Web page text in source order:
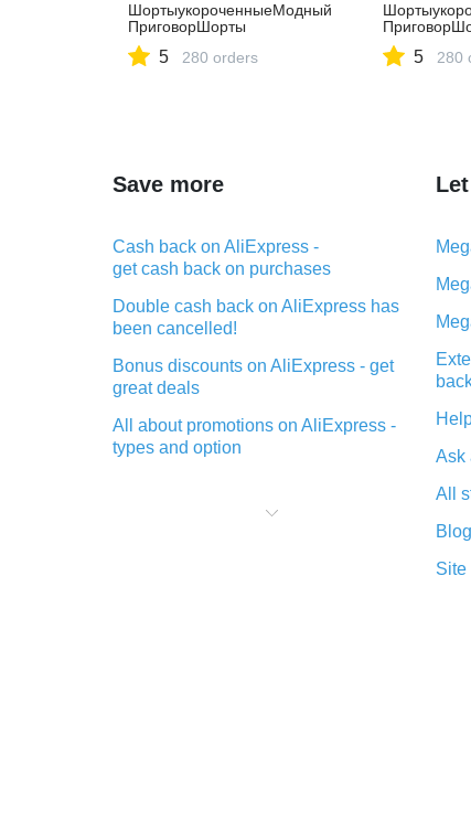
ШортыукороченныеМодный
ПриговорШорты
5 280 orders 5 280
Save more
Cash back on AliExpress -
get cash back on purchases
Double cash back on AliExpress has
been cancelled!
Bonus discounts on AliExpress - get
great deals
All about promotions on AliExpress -
types and option
purchases on AliExpress - short and
Ask
All
Blog
Site